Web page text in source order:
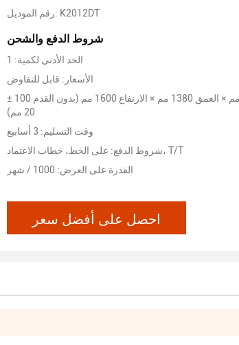
رقم الموديل: K2012DT
شروط الدفع والشحن
الحد الأدنى لكمية: 1
الأسعار: قابل للتفاوض
تفاصيل التغليف: العرض 1000 مم × العمق 1380 مم × الارتفاع 1600 مم (بدون القدم 100 ±
20 مم)
وقت التسليم: 3 أسابيع
شروط الدفع: على الخط، خطاب الاعتماد، T/T
القدرة على العرض: 1000 / شهر
احصل على أفضل سعر